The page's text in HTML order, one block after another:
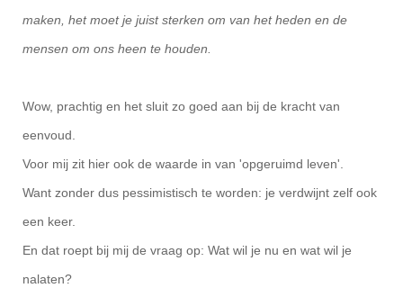
maken, het moet je juist sterken om van het heden en de
mensen om ons heen te houden.
Wow, prachtig en het sluit zo goed aan bij de kracht van
eenvoud.
Voor mij zit hier ook de waarde in van 'opgeruimd leven'.
Want zonder dus pessimistisch te worden: je verdwijnt zelf ook
een keer.
En dat roept bij mij de vraag op: Wat wil je nu en wat wil je
nalaten?